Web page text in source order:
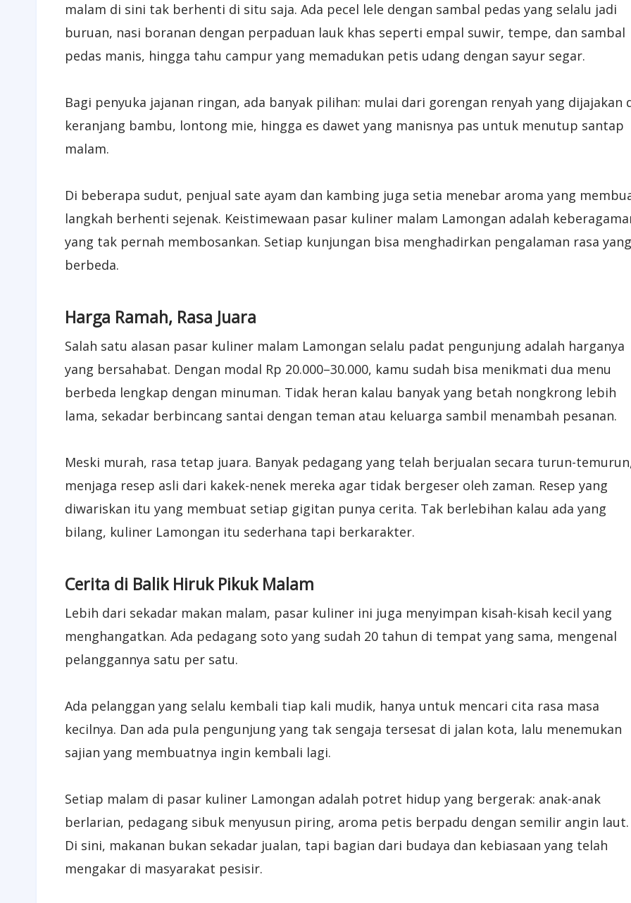
malam di sini tak berhenti di situ saja. Ada pecel lele dengan sambal pedas yang selalu jadi
buruan, nasi boranan dengan perpaduan lauk khas seperti empal suwir, tempe, dan sambal
pedas manis, hingga tahu campur yang memadukan petis udang dengan sayur segar.
Bagi penyuka jajanan ringan, ada banyak pilihan: mulai dari gorengan renyah yang dijajakan
keranjang bambu, lontong mie, hingga es dawet yang manisnya pas untuk menutup santap
malam.
Di beberapa sudut, penjual sate ayam dan kambing juga setia menebar aroma yang
langkah berhenti sejenak. Keistimewaan pasar kuliner malam Lamongan adalah
yang tak pernah membosankan. Setiap kunjungan bisa menghadirkan pengalaman rasa yang
berbeda.
Harga Ramah, Rasa Juara
Salah satu alasan pasar kuliner malam Lamongan selalu padat pengunjung adalah harganya
yang bersahabat. Dengan modal Rp 20.000–30.000, kamu sudah bisa menikmati dua menu
berbeda lengkap dengan minuman. Tidak heran kalau banyak yang betah nongkrong lebih
lama, sekadar berbincang santai dengan teman atau keluarga sambil menambah pesanan.
Meski murah, rasa tetap juara. Banyak pedagang yang telah berjualan secara turun-
menjaga resep asli dari kakek-nenek mereka agar tidak bergeser oleh zaman. Resep yang
diwariskan itu yang membuat setiap gigitan punya cerita. Tak berlebihan kalau ada yang
bilang, kuliner Lamongan itu sederhana tapi berkarakter.
Cerita di Balik Hiruk Pikuk Malam
Lebih dari sekadar makan malam, pasar kuliner ini juga menyimpan kisah-kisah kecil yang
menghangatkan. Ada pedagang soto yang sudah 20 tahun di tempat yang sama, mengenal
pelanggannya satu per satu.
Ada pelanggan yang selalu kembali tiap kali mudik, hanya untuk mencari cita rasa masa
kecilnya. Dan ada pula pengunjung yang tak sengaja tersesat di jalan kota, lalu menemukan
sajian yang membuatnya ingin kembali lagi.
Setiap malam di pasar kuliner Lamongan adalah potret hidup yang bergerak: anak-anak
berlarian, pedagang sibuk menyusun piring, aroma petis berpadu dengan semilir angin laut.
Di sini, makanan bukan sekadar jualan, tapi bagian dari budaya dan kebiasaan yang telah
mengakar di masyarakat pesisir.